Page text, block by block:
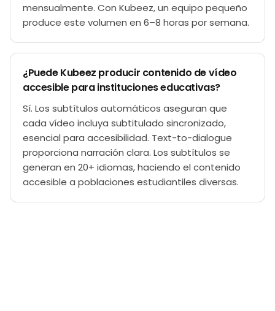
mensualmente. Con Kubeez, un equipo pequeño
produce este volumen en 6–8 horas por semana.
¿Puede Kubeez producir contenido de vídeo
accesible para instituciones educativas?
Sí. Los subtítulos automáticos aseguran que
cada vídeo incluya subtitulado sincronizado,
esencial para accesibilidad. Text-to-dialogue
proporciona narración clara. Los subtítulos se
generan en 20+ idiomas, haciendo el contenido
accesible a poblaciones estudiantiles diversas.